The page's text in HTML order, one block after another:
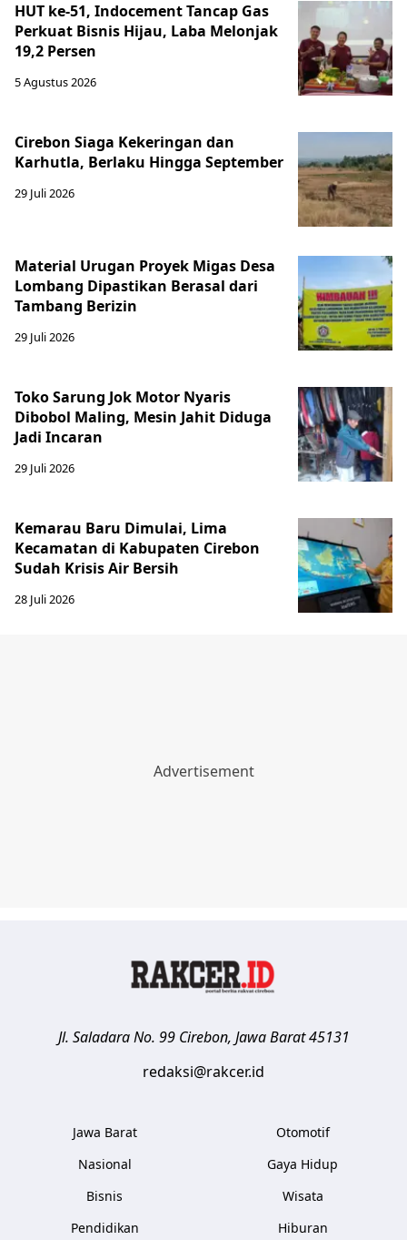
HUT ke-51, Indocement Tancap Gas
Perkuat Bisnis Hijau, Laba Melonjak
19,2 Persen
5 Agustus 2026
Cirebon Siaga Kekeringan dan
Karhutla, Berlaku Hingga September
29 Juli 2026
Material Urugan Proyek Migas Desa
Lombang Dipastikan Berasal dari
Tambang Berizin
29 Juli 2026
Toko Sarung Jok Motor Nyaris
Dibobol Maling, Mesin Jahit Diduga
Jadi Incaran
29 Juli 2026
Kemarau Baru Dimulai, Lima
Kecamatan di Kabupaten Cirebon
Sudah Krisis Air Bersih
28 Juli 2026
Jl. Saladara No. 99 Cirebon, Jawa Barat 45131
redaksi@rakcer.id
Jawa Barat
Nasional
Bisnis
Pendidikan
Otomotif
Gaya Hidup
Wisata
Hiburan